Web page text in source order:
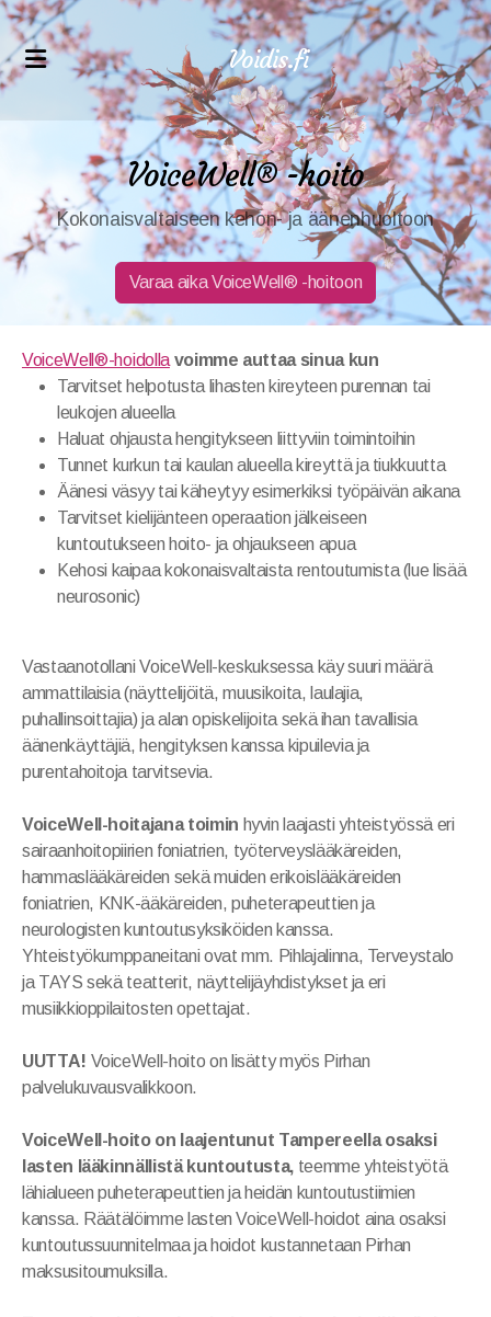
Voidis.fi
VoiceWell® -hoito
Kokonaisvaltaiseen kehon- ja äänenhuoltoon
Varaa aika VoiceWell® -hoitoon
VoiceWell®-hoidollavoimme auttaa sinua kun
Tarvitset helpotusta lihasten kireyteen purennan tai
leukojen alueella
Haluat ohjausta hengitykseen liittyviin toimintoihin
Tunnet kurkun tai kaulan alueella kireyttä ja tiukkuutta
Äänesi väsyy tai käheytyy esimerkiksi työpäivän aikana
Tarvitset kielijänteen operaation jälkeiseen
kuntoutukseen hoito- ja ohjaukseen apua
Kehosi kaipaa kokonaisvaltaista rentoutumista (lue lisää
neurosonic)
Vastaanotollani VoiceWell-keskuksessa käy suuri määrä
ammattilaisia (näyttelijöitä, muusikoita, laulajia,
puhallinsoittajia) ja alan opiskelijoita sekä ihan tavallisia
äänenkäyttäjiä, hengityksen kanssa kipuilevia ja
purentahoitoja tarvitsevia.
VoiceWell-hoitajana toimin hyvin laajasti yhteistyössä eri
sairaanhoitopiirien foniatrien, työterveyslääkäreiden,
hammaslääkäreiden sekä muiden erikoislääkäreiden
foniatrien, KNK-ääkäreiden, puheterapeuttien ja
neurologisten kuntoutusyksiköiden kanssa.
Yhteistyökumppaneitani ovat mm. Pihlajalinna, Terveystalo
ja TAYS sekä teatterit, näyttelijäyhdistykset ja eri
musiikkioppilaitosten opettajat.
UUTTA! VoiceWell-hoito on lisätty myös Pirhan
palvelukuvausvalikkoon.
VoiceWell-hoito on laajentunut Tampereella osaksi
lasten lääkinnällistä kuntoutusta, teemme yhteistyötä
lähialueen puheterapeuttien ja heidän kuntoutustiimien
kanssa. Räätälöimme lasten VoiceWell-hoidot aina osaksi
kuntoutussuunnitelmaa ja hoidot kustannetaan Pirhan
maksusitoumuksilla.
Äänihyvinvointikoulutukset
VoiceWell®-hoitajakoulutus
Verkkokurssit ammattilaisille
Verkkokurssit äänihyvinvointiin
Asiakaspolku
Voidiksen tarina
VoiceWell® -hoito
Neurosonic-hoito
VoiceWell-hoitajat
VoiceWell-puheterapeutit
In English
Väitöstutkimus
Tietosuojaseloste
Ohjeita kotiin